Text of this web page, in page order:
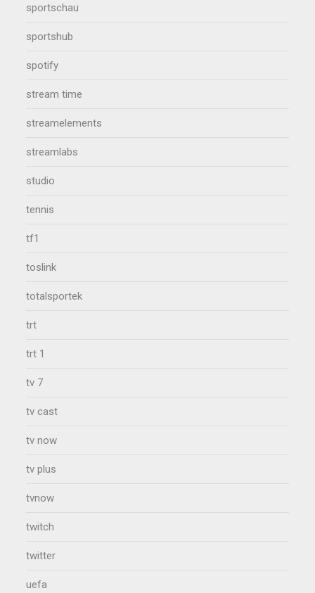
sportschau
sportshub
spotify
stream time
streamelements
streamlabs
studio
tennis
tf1
toslink
totalsportek
trt
trt 1
tv 7
tv cast
tv now
tv plus
tvnow
twitch
twitter
uefa